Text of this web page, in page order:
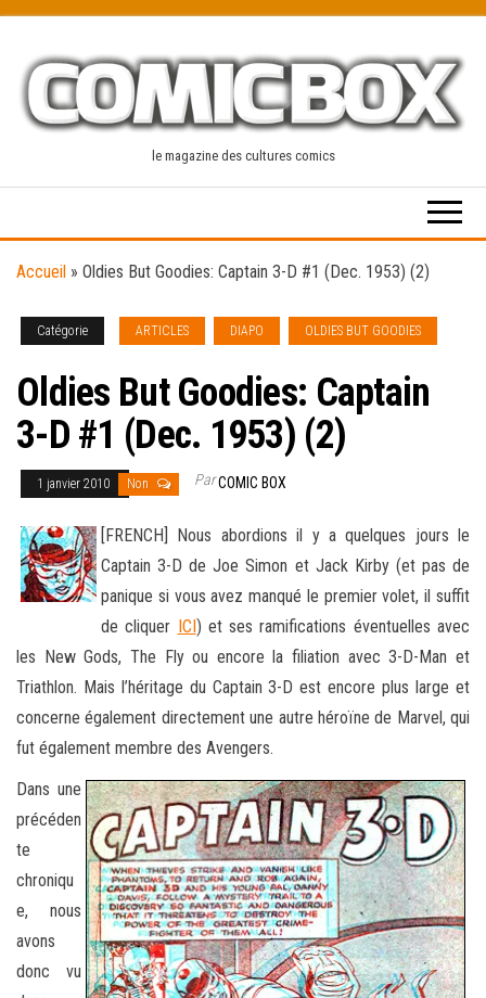
content
le magazine des cultures comics
Accueil » Oldies But Goodies: Captain 3-D #1 (Dec. 1953) (2)
Catégorie ARTICLES DIAPO OLDIES BUT GOODIES
Oldies But Goodies: Captain
3-D #1 (Dec. 1953) (2)
1 janvier 2010 Non ParCOMIC BOX
[FRENCH] Nous abordions il y a quelques jours le
Captain 3-D de Joe Simon et Jack Kirby (et pas de
panique si vous avez manqué le premier volet, il suffit
de cliquer ICI) et ses ramifications éventuelles avec
les New Gods, The Fly ou encore la filiation avec3-D-Man et
Triathlon. Mais l’héritage du Captain 3-D est encore plus large et
concerne également directement une autre héroïne de Marvel, qui
fut également membre des Avengers.
Dans une
précéden
te
chroniqu
e, nous
avons
donc vu